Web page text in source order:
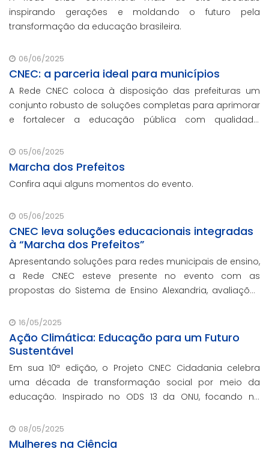
inspirando gerações e moldando o futuro pela
transformação da educação brasileira.
06/06/2025
CNEC: a parceria ideal para municípios
A Rede CNEC coloca à disposição das prefeituras um
conjunto robusto de soluções completas para aprimorar
e fortalecer a educação pública com qualidade,
que não participaram da Marcha dos Prefeito
05/06/2025
Marcha dos Prefeitos
Confira aqui alguns momentos do evento.
05/06/2025
CNEC leva soluções educacionais integradas
à “Marcha dos Prefeitos”
Apresentando soluções para redes municipais de ensino,
a Rede CNEC esteve presente no evento com as
propostas do Sistema de Ensino Alexandria, avaliações
escolar e parcerias com prefeituras durante ev
16/05/2025
Ação Climática: Educação para um Futuro
Sustentável
Em sua 10ª edição, o Projeto CNEC Cidadania celebra
uma década de transformação social por meio da
educação. Inspirado no ODS 13 da ONU, focando no
promoção da sustentabilidade.
08/05/2025
Mulheres na Ciência